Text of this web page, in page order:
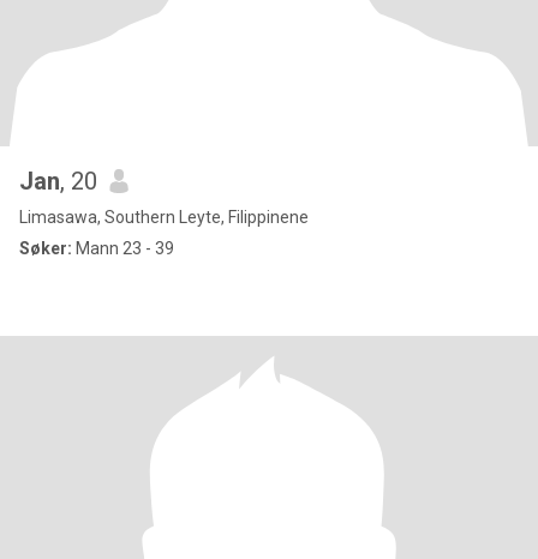
Jan, 20
Limasawa, Southern Leyte, Filippinene
Søker: Mann 23 - 39